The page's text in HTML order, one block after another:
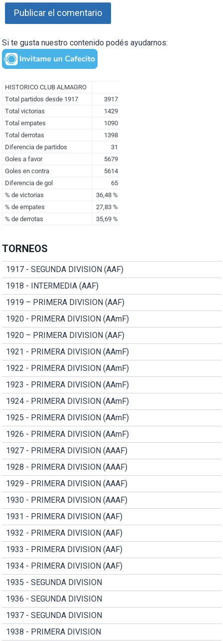
Si te gusta nuestro contenido podés ayudarnos:
TORNEOS
1917 - SEGUNDA DIVISION (AAF)
1918 - INTERMEDIA (AAF)
1919 – PRIMERA DIVISION (AAF)
1920 - PRIMERA DIVISION (AAmF)
1920 – PRIMERA DIVISION (AAF)
1921 - PRIMERA DIVISION (AAmF)
1922 - PRIMERA DIVISION (AAmF)
1923 - PRIMERA DIVISION (AAmF)
1924 - PRIMERA DIVISION (AAmF)
1925 - PRIMERA DIVISION (AAmF)
1926 - PRIMERA DIVISION (AAmF)
1927 - PRIMERA DIVISION (AAAF)
1928 - PRIMERA DIVISION (AAAF)
1929 - PRIMERA DIVISION (AAAF)
1930 - PRIMERA DIVISION (AAAF)
1931 - PRIMERA DIVISION (AAF)
1932 - PRIMERA DIVISION (AAF)
1933 - PRIMERA DIVISION (AAF)
1934 - PRIMERA DIVISION (AAF)
1935 - SEGUNDA DIVISION
1936 - SEGUNDA DIVISION
1937 - SEGUNDA DIVISION
1938 - PRIMERA DIVISION